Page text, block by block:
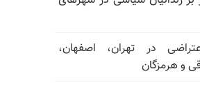
در تهران، اصفهان،
و هرمزگان